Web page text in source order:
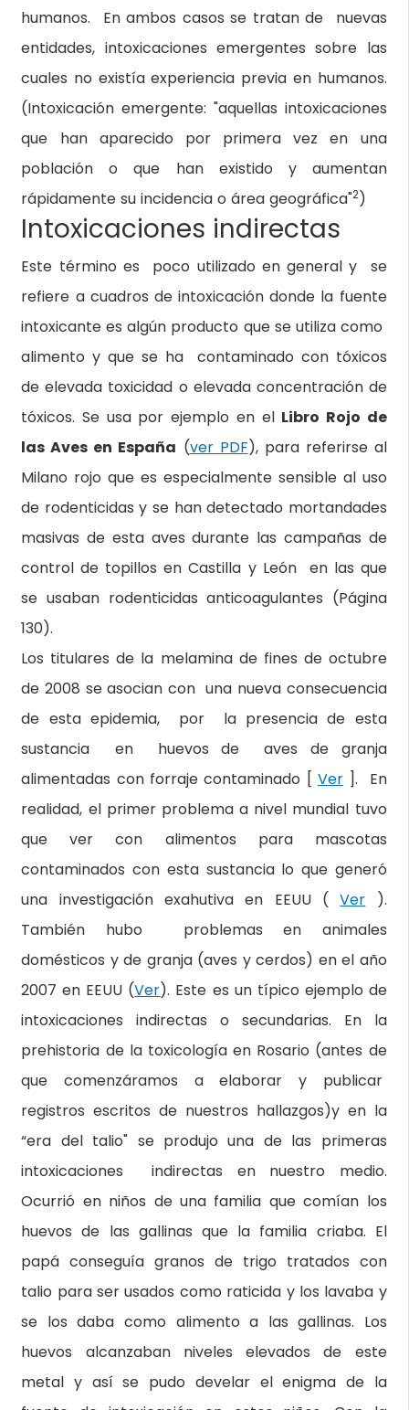
humanos. En ambos casos se tratan de nuevas
entidades, intoxicaciones emergentes sobre las
cuales no existía experiencia previa en humanos.
(Intoxicación emergente: "aquellas intoxicaciones
que han aparecido por primera vez en una
población o que han existido y aumentan
rápidamente su incidencia o área geográfica"2)
Intoxicaciones indirectas
Este término es poco utilizado en general y se
refiere a cuadros de intoxicación donde la fuente
intoxicante es algún producto que se utiliza como
alimento y que se ha contaminado con tóxicos
de elevada toxicidad o elevada concentración de
tóxicos. Se usa por ejemplo en el Libro Rojo de
las Aves en España (ver PDF), para referirse al
Milano rojo que es especialmente sensible al uso
de rodenticidas y se han detectado mortandades
masivas de esta aves durante las campañas de
control de topillos en Castilla y León en las que
se usaban rodenticidas anticoagulantes (Página
130).
Los titulares de la melamina de fines de octubre
de 2008 se asocian con una nueva consecuencia
de esta epidemia, por la presencia de esta
sustancia en huevos de aves de granja
alimentadas con forraje contaminado [ Ver]. En
realidad, el primer problema a nivel mundial tuvo
que ver con alimentos para mascotas
contaminados con esta sustancia lo que generó
una investigación exahutiva en EEUU (Ver ).
También hubo problemas en animales
domésticos y de granja (aves y cerdos) en el año
2007 en EEUU (Ver). Este es un típico ejemplo de
intoxicaciones indirectas o secundarias. En la
prehistoria de la toxicología en Rosario (antes de
que comenzáramos a elaborar y publicar
registros escritos de nuestros hallazgos)y en la
“era del talio" se produjo una de las primeras
intoxicaciones indirectas en nuestro medio.
Ocurrió en niños de una familia que comían los
huevos de las gallinas que la familia criaba. El
papá conseguía granos de trigo tratados con
talio para ser usados como raticida y los lavaba y
se los daba como alimento a las gallinas. Los
huevos alcanzaban niveles elevados de este
metal y así se pudo develar el enigma de la